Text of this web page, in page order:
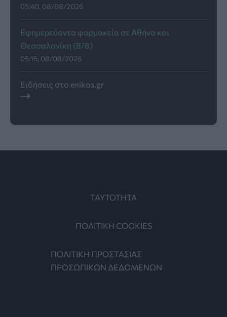
05:40, 08/08/2026
Εφημερεύοντα φαρμακεία σε Αθήνα και
Θεσσαλονίκη (8/8)
05:15, 08/08/2026
Ειδήσεις στο enikos.gr
ΤΑΥΤΟΤΗΤΑ
ΠΟΛΙΤΙΚΗ COOKIES
ΠΟΛΙΤΙΚΗ ΠΡΟΣΤΑΣΙΑΣ
ΠΡΟΣΩΠΙΚΩΝ ΔΕΔΟΜΕΝΩΝ